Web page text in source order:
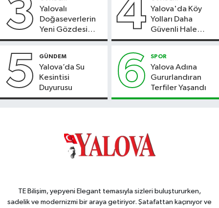
3
Yalovalı
Doğaseverlerin
Yeni Gözdesi
Bolu'daki Meyve
4 Yalova'da Köy
Yolları Daha
Güvenli Hale
Geliyor
5 GÜNDEM
Yalova’da Su
Kesintisi
Duyurusu
6 SPOR
Yalova Adına
Gururlandıran
Terfiler Yaşandı
TE Bilişim, yepyeni Elegant temasıyla sizleri buluştururken,
sadelik ve modernizmi bir araya getiriyor. Şatafattan kaçınıyor ve